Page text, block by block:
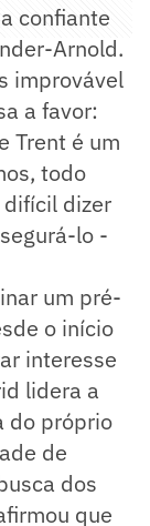
confiante
Arnold.
improvável
a favor:
Trent é um
todo
dizer
lo -
um pré-
o início
interesse
lidera a
do próprio
de
dos
que